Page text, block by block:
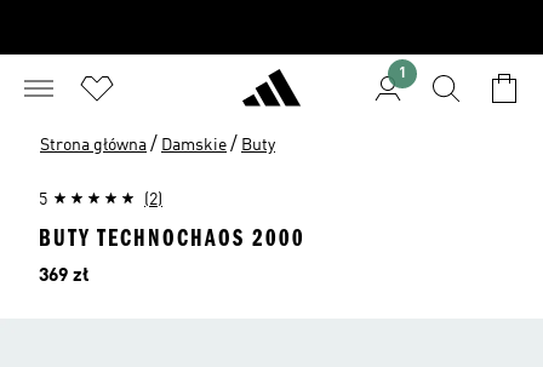
1
Strona główna / Damskie / Buty
5 (2)
BUTY TECHNOCHAOS 2000
Cena
369 zł